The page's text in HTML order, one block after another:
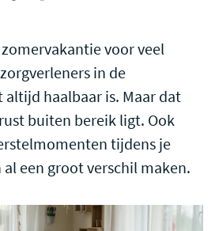
voor veel
in de
haalbaar is. Maar dat
buiten bereik ligt. Ook
tijdens je
een groot verschil maken.